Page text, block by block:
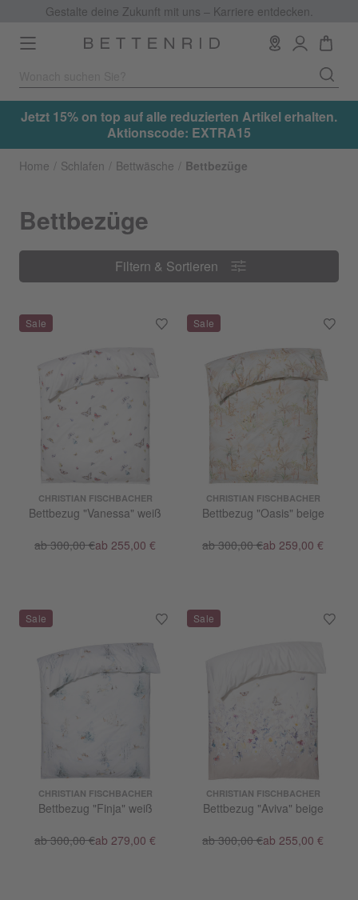
Gestalte deine Zukunft mit uns – Karriere entdecken.
Toggle
navigation
Jetzt 15% on top auf alle reduzierten Artikel erhalten.
Aktionscode: EXTRA15
Home Schlafen Bettwäsche Bettbezüge
Bettbezüge
Filtern & Sortieren
Filtern & Sortieren
CHRISTIAN FISCHBACHER
Bettbezug "Vanessa" weiß
ab 300,00 €ab 255,00 €
CHRISTIAN FISCHBACHER
Bettbezug "Oasis" beige
ab 300,00 €ab 259,00 €
CHRISTIAN FISCHBACHER
Bettbezug "Finja" weiß
ab 300,00 €ab 279,00 €
CHRISTIAN FISCHBACHER
Bettbezug "Aviva" beige
ab 300,00 €ab 255,00 €